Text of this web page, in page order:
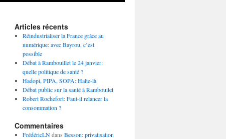
Articles récents
Réindustrialiser la France grâce au
numérique: avec Bayrou, c’est
possible
Débat à Rambouillet le 24 janvier:
quelle politique de santé ?
Hadopi, PIPA, SOPA: Halte-là
Débat public sur la santé à Rambouilet
Robert Rochefort: Faut-il relancer la
consommation ?
Commentaires
FrédéricLNdans Besson: privatisation